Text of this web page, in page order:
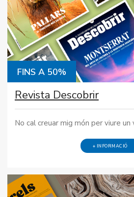
FINS A 50%
Revista Descobrir
No cal creuar mig món per viure
+ INFORMACIÓ